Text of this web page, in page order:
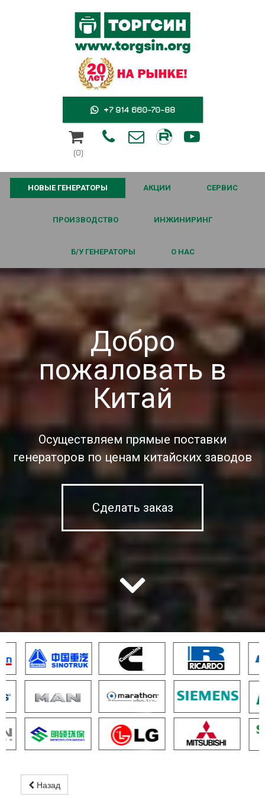
 +7 914 660-70-88

(0)
  
НОВЫЕ ГЕНЕРАТОРЫ АКЦИИ СЕРВИС
ПРОИЗВОДСТВО ИНЖИНИРИНГ
Б/У ГЕНЕРАТОРЫ О НАС
Добро
пожаловать в
Китай
Осуществляем прямые поставки
генераторов по ценам китайских заводов
Сделать заказ
Назад